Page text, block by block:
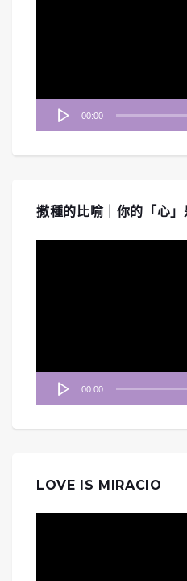
00:00
撒種的比喻｜你的「心
00:00
LOVE IS MIRACIO